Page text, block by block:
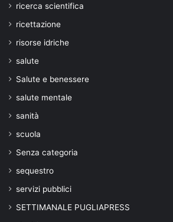
ricerca scientifica
ricettazione
risorse idriche
salute
Salute e benessere
salute mentale
sanità
scuola
Senza categoria
sequestro
servizi pubblici
SETTIMANALE PUGLIAPRESS